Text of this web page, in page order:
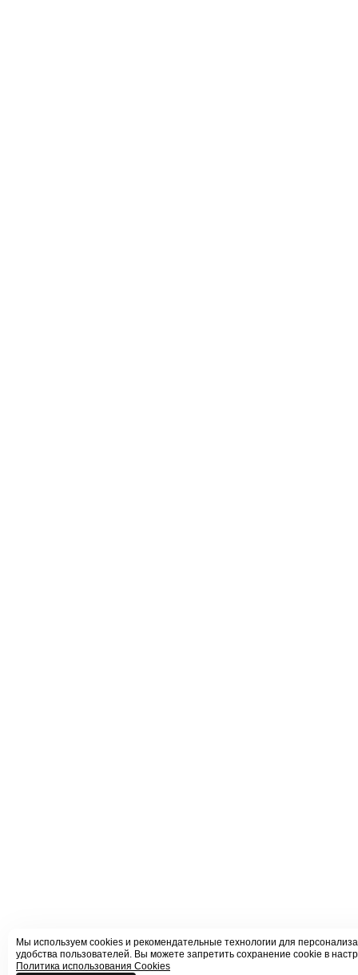
Мы используем cookies и рекомендательные технологии для
удобства пользователей. Вы можете запретить сохранение cookie в
Политика использования Cookies